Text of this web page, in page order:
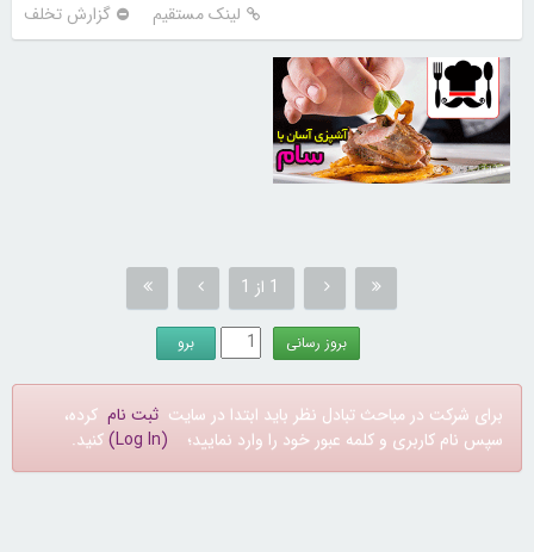
لینک مستقیم گزارش تخلف
30252343
1 از 1
برای شرکت در مباحث تبادل نظر باید ابتدا در سایت ثبت نام کرده،
سپس نام کاربری و کلمه عبور خود را وارد نمایید؛ (Log In) کنید.